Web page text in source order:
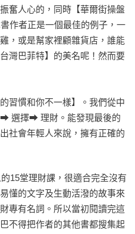
奮人心的，同時【華爾街操盤
作者正是一個最佳的例子，一
，或是幫家裡顧雜貨店，誰能
灣巴菲特】的美名呢！然而要
習慣和你不一樣】。我們從中
選擇➡︎ 理財。能發現最後的
社會年輕人來說，擁有正確的
堂理財課，很適合完全沒有
懂的文字及生動活潑的故事來
專有名詞。所以當初閱讀完這
不得把作者的其他書都搜集起